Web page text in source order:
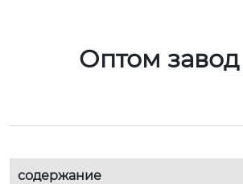
Оптом
содержание